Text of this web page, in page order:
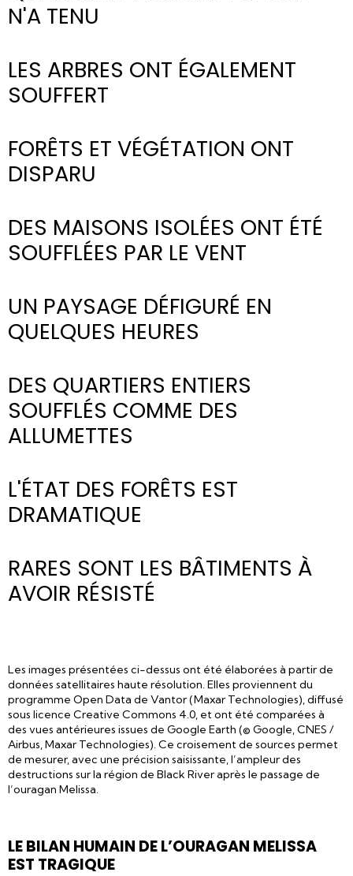
N'A TENU
AVANT APRÈS
LES ARBRES ONT ÉGALEMENT
SOUFFERT
AVANT
FORÊTS ET VÉGÉTATION ONT
DISPARU
AVANT APRÈS
DES MAISONS ISOLÉES ONT ÉTÉ
SOUFFLÉES PAR LE VENT
AVANT
UN PAYSAGE DÉFIGURÉ EN
QUELQUES HEURES
AVANT
DES QUARTIERS ENTIERS
SOUFFLÉS COMME DES
ALLUMETTES
AVANT
L'ÉTAT DES FORÊTS EST
DRAMATIQUE
AVANT APRÈS
RARES SONT LES BÂTIMENTS À
AVOIR RÉSISTÉ
Les images présentées ci-dessus ont été élaborées à partir de
données satellitaires haute résolution. Elles proviennent du
programme Open Data de Vantor (Maxar Technologies), diffusé
sous licence Creative Commons 4.0, et ont été comparées à
des vues antérieures issues de Google Earth (© Google, CNES /
Airbus, Maxar Technologies). Ce croisement de sources permet
de mesurer, avec une précision saisissante, l’ampleur des
destructions sur la région de Black River après le passage de
l’ouragan Melissa.
LE BILAN HUMAIN DE L’OURAGAN MELISSA
EST TRAGIQUE